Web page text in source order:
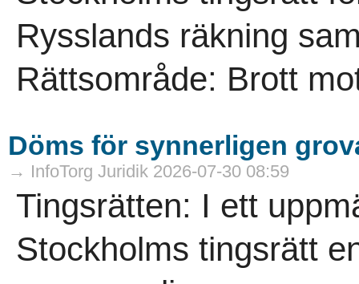
Rysslands räkning
Rättsområde: Brott
Döms för synnerligen
→ InfoTorg Juridik 2026-07-30 08:59
Tingsrätten: I ett
Stockholms tingsrätt